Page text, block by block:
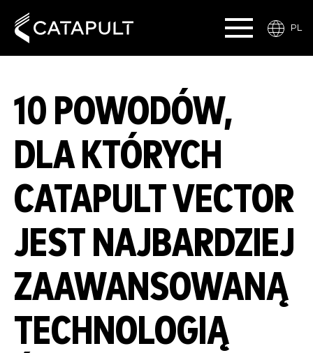
PL
10 POWODÓW,
DLA KTÓRYCH
CATAPULT VECTOR
JEST NAJBARDZIEJ
ZAAWANSOWANĄ
TECHNOLOGIĄ